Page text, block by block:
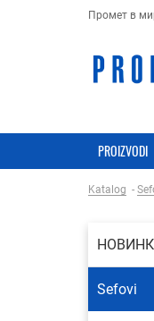
Промет в
PROIZVODI
Katalog
Sefovi